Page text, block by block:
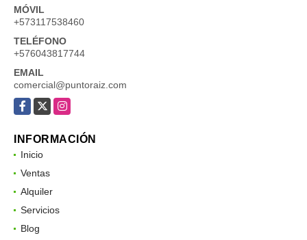
MÓVIL
+573117538460
TELÉFONO
+576043817744
EMAIL
comercial@puntoraiz.com
Facebook
X Instagram
INFORMACIÓN
Inicio
Ventas
Alquiler
Servicios
Blog